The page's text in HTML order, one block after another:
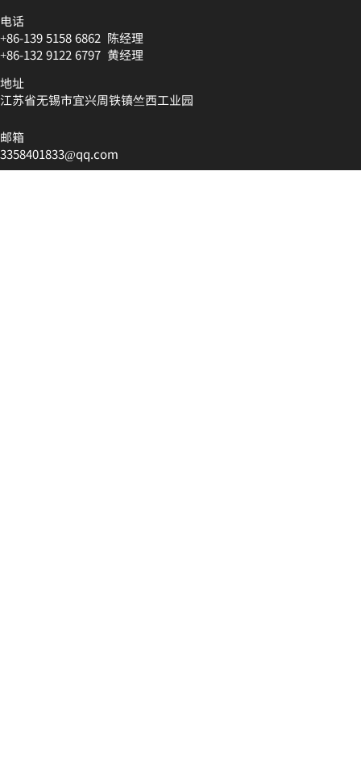
邮箱
3358401833@qq.com
地址
江苏省无锡市宜兴周铁镇竺西工业园
电话
+86-139 5158 6862 陈经理
+86-132 9122 6797 黄经理